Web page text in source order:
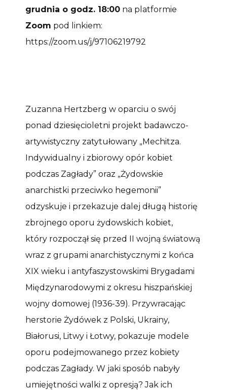
grudnia o godz. 18:00 na platformie
Zoom pod linkiem:
https://zoom.us/j/97106219792
Zuzanna Hertzberg w oparciu o swój
ponad dziesięcioletni projekt badawczo-
artywistyczny zatytułowany „Mechitza.
Indywidualny i zbiorowy opór kobiet
podczas Zagłady” oraz „Żydowskie
anarchistki przeciwko hegemonii”
odzyskuje i przekazuje dalej długą historię
zbrojnego oporu żydowskich kobiet,
który rozpoczął się przed II wojną światową
wraz z grupami anarchistycznymi z końca
XIX wieku i antyfaszystowskimi Brygadami
Międzynarodowymi z okresu hiszpańskiej
wojny domowej (1936-39). Przywracając
herstorie Żydówek z Polski, Ukrainy,
Białorusi, Litwy i Łotwy, pokazuje modele
oporu podejmowanego przez kobiety
podczas Zagłady. W jaki sposób nabyły
umiejętności walki z opresją? Jak ich